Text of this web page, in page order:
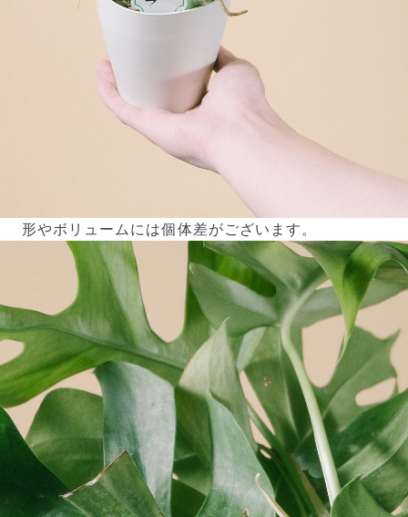
形やボリュームには個体差がございます。